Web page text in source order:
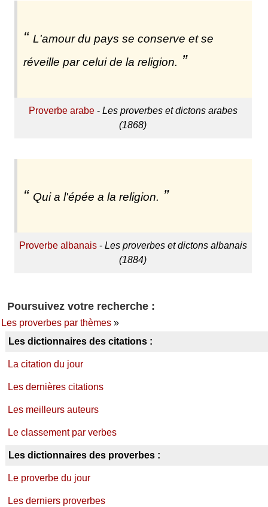
L'amour du pays se conserve et se
réveille par celui de la religion.
Proverbe arabe- Les proverbes et dictons arabes
(1868)
Qui a l'épée a la religion.
Proverbe albanais- Les proverbes et dictons albanais
(1884)
Poursuivez votre recherche :
Les proverbes par thèmes»
Les dictionnaires des citations :
La citation du jour
Les dernières citations
Les meilleurs auteurs
Le classement par verbes
Les dictionnaires des proverbes :
Le proverbe du jour
Les derniers proverbes